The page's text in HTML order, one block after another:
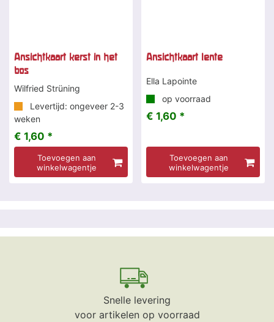
Ansichtkaart kerst in het
bos
Wilfried Strüning
Levertijd: ongeveer 2-3
weken
€ 1,60 *
Toevoegen aan
winkelwagentje
Ansichtkaart lente
Ella Lapointe
op voorraad
€ 1,60 *
Toevoegen aan
winkelwagentje
Snelle levering
voor artikelen op voorraad